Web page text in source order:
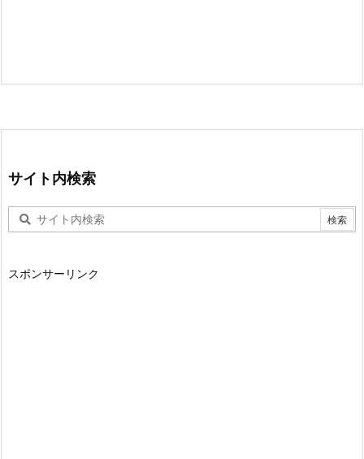
サイト内検索
スポンサーリンク